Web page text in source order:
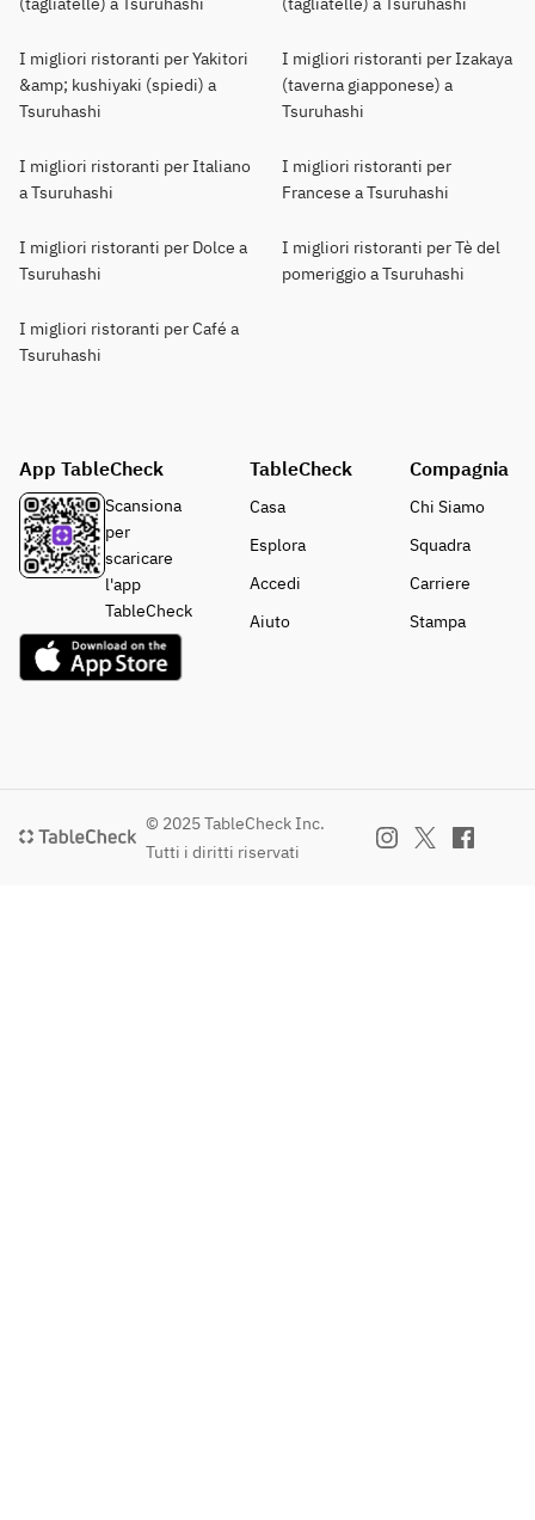
I migliori ristoranti per Yakitori
&amp; kushiyaki (spiedi) a
Tsuruhashi
I migliori ristoranti per Izakaya
(taverna giapponese) a
Tsuruhashi
I migliori ristoranti per Italiano
a Tsuruhashi
I migliori ristoranti per
Francese a Tsuruhashi
I migliori ristoranti per Dolce a
Tsuruhashi
I migliori ristoranti per Tè del
pomeriggio a Tsuruhashi
I migliori ristoranti per Café a
Tsuruhashi
App TableCheck
Scansiona
per
scaricare
l'app
TableCheck
TableCheck
Casa
Esplora
Accedi
Aiuto
Compagnia
Chi Siamo
Squadra
Carriere
Stampa
© 2025 TableCheck Inc.
Tutti i diritti riservati